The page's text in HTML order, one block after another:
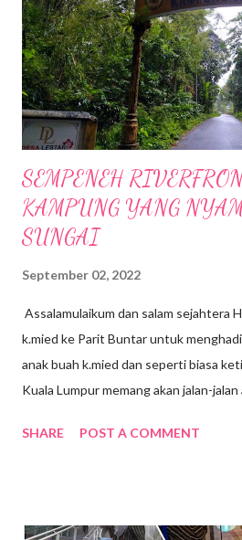
SEMPENEH
KAMPUNG YANG
SUNGAI
September 02, 2022
Assalamulaikum dan salam sejahtera
k.mied ke Parit Buntar untuk
anak buah k.mied dan seperti biasa
Kuala Lumpur memang akan jalan-
k mied decide nak ke Daerah Batu
SHARE POST A COMMENT